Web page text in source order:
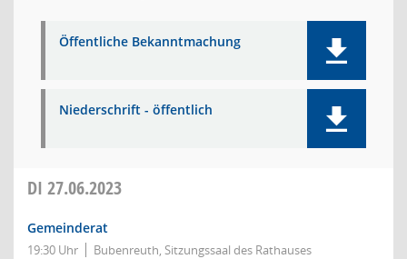
Öffentliche Bekanntmachung
Niederschrift - öffentlich
DI 27.06.2023
Gemeinderat
19:30 Uhr Bubenreuth, Sitzungssaal des Rathauses